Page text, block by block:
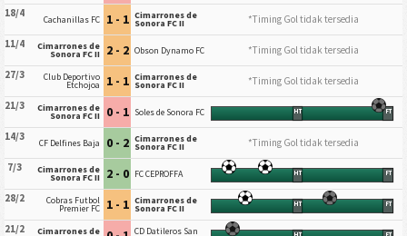
18/4 Cachanillas FC 1 - 1 Cimarrones de
Sonora FC II
*Timing Gol tidak tersedia
11/4
Cimarrones de
Sonora FC II 2 - 2 Obson Dynamo FC
*Timing Gol tidak tersedia
27/3
Club Deportivo
Etchojoa 1 - 1 Cimarrones de
Sonora FC II
*Timing Gol tidak tersedia
21/3
Cimarrones de
Sonora FC II 0 - 1 Soles de Sonora FC HT FT
14/3 CF Delfines Baja 0 - 2 Cimarrones de
Sonora FC II
*Timing Gol tidak tersedia
7/3
Cimarrones de
Sonora FC II 2 - 0 FC CEPROFFA HT FT
28/2 Cobras Futbol
Premier FC 1 - 1 Cimarrones de
Sonora FC II HT FT
21/2 Cimarrones de CD Datileros San